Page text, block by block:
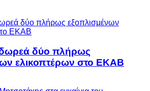
δύο πλήρως
ελικοπτέρων στο ΕΚΑΒ